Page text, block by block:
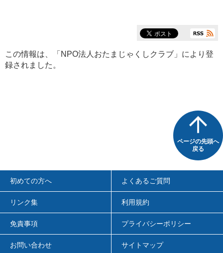
この情報は、「 NPO法人おたまじゃくしクラブ 」により登
録されました。
ページの先頭へ
戻る
初めての方へ よくあるご質問
リンク集 利用規約
免責事項 プライバシーポリシー
お問い合わせ サイトマップ